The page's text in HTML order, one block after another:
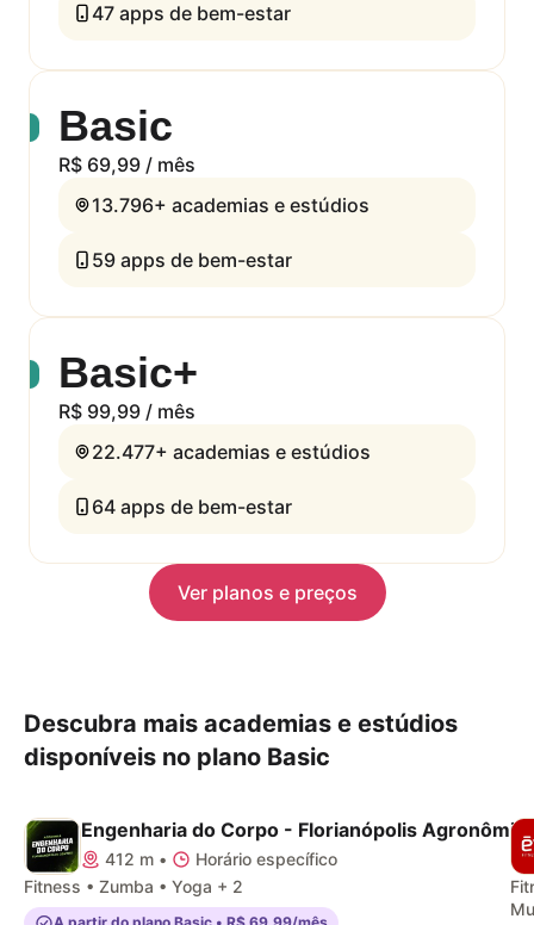
47 apps de bem-estar
Basic
R$ 69,99 / mês
13.796+ academias e estúdios
59 apps de bem-estar
Basic+
R$ 99,99 / mês
22.477+ academias e estúdios
64 apps de bem-estar
Ver planos e preços
Descubra mais academias e estúdios
disponíveis no plano Basic
Engenharia do Corpo - Florianópolis
412 m •
Horário específico
Fitness • Zumba • Yoga + 2